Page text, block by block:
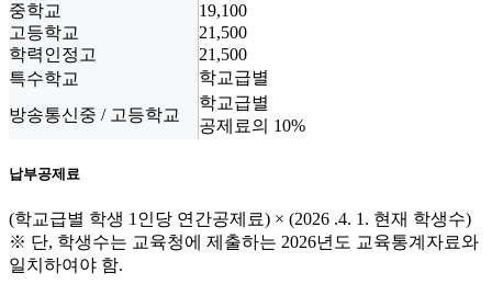
19,100
21,500
21,500
학교급별
학교급별
공제료의 10%
납부공제료
(학교급별 학생 1인당 연간공제료) × (2026 .4. 1. 현재 학생수)
※ 단, 학생수는 교육청에 제출하는 2026년도 교육통계자료와
일치하여야 함.